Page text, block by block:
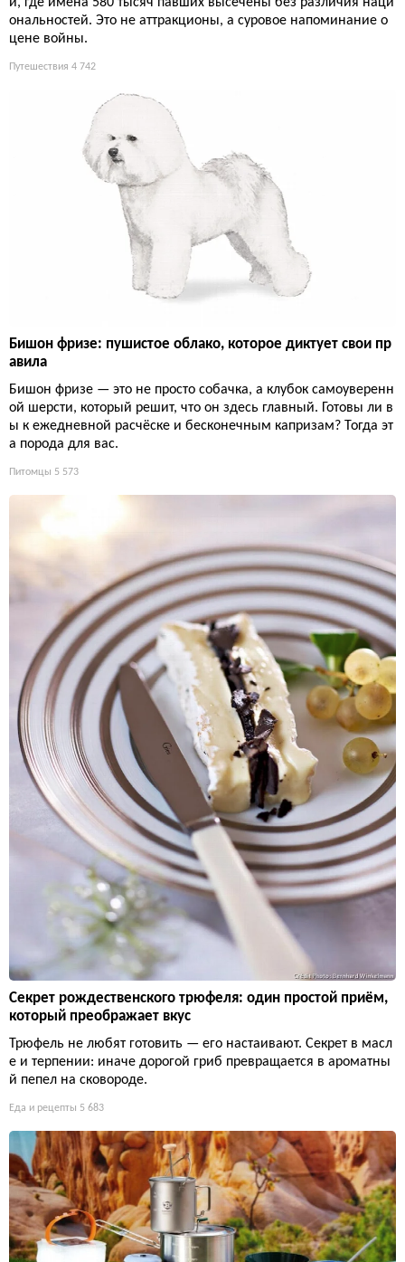
ональностей. Это не аттракционы, а суровое напоминание о
цене войны.
Путешествия 4 742
Бишон фризе: пушистое облако, которое диктует свои пр
авила
Бишон фризе — это не просто собачка, а клубок самоуверенн
ой шерсти, который решит, что он здесь главный. Готовы ли в
ы к ежедневной расчёске и бесконечным капризам? Тогда эт
а порода для вас.
Питомцы 5 573
Секрет рождественского трюфеля: один простой приём,
который преображает вкус
Трюфель не любят готовить — его настаивают. Секрет в масл
е и терпении: иначе дорогой гриб превращается в ароматны
й пепел на сковороде.
Еда и рецепты 5 683